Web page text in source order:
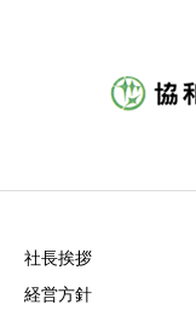
社長挨拶
経営方針